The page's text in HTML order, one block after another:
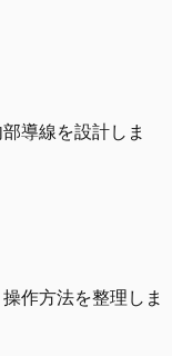
導線を設計しま
作方法を整理しま